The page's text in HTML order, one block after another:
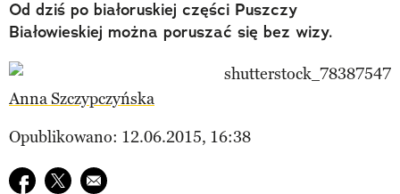
Od dziś po białoruskiej części Puszczy
Białowieskiej można poruszać się bez wizy.
Anna Szczypczyńska
Opublikowano: 12.06.2015, 16:38
Udostępnij na facebook
Udostępnij na twitter
E-mail do przyjaciela